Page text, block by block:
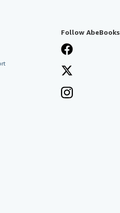
Follow AbeBooks